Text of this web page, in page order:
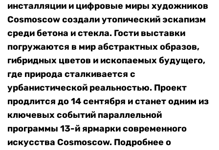
инсталляции и цифровые миры художников
Cosmoscow создали утопический эскапизм
среди бетона и стекла. Гости выставки
погружаются в мир абстрактных образов,
гибридных цветов и ископаемых будущего,
где природа сталкивается с
урбанистической реальностью. Проект
продлится до 14 сентября и станет одним из
ключевых событий параллельной
программы 13-й ярмарки современного
искусства Cosmoscow. Подробнее о